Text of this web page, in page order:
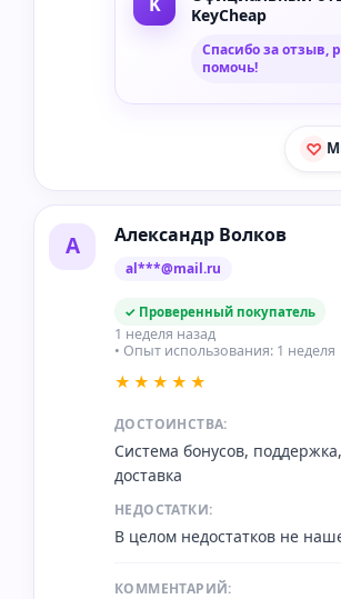
KeyCheap
Спасибо за отзыв,
помочь!
А Александр Волков
al***@mail.ru
✓ Проверенный покупатель
1 неделя назад
• Опыт использования: 1 неделя
★★★★★
ДОСТОИНСТВА:
Система бонусов,
доставка
НЕДОСТАТКИ:
В целом недостатков не
КОММЕНТАРИЙ: